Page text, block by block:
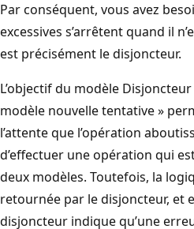
Par conséquent, vous avez
excessives s’arrêtent quand il
est précisément le disjoncteur.
L’objectif du modèle
modèle nouvelle tentative »
l’attente que l’opération
d’effectuer une opération qui
deux modèles. Toutefois, la
retournée par le disjoncteur, et
disjoncteur indique qu’une